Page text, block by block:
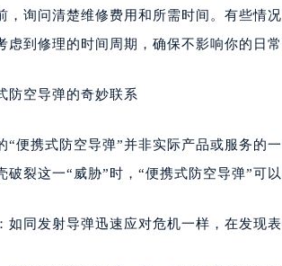
，询问清楚维修费用和所需时间。有些情
虑到修理的时间周期，确保不影响你的日常
防空导弹的奇妙联系
“便携式防空导弹”并非实际产品或服务的
破裂这一“威胁”时，“便携式防空导弹”可
如同发射导弹迅速应对危机一样，在发现